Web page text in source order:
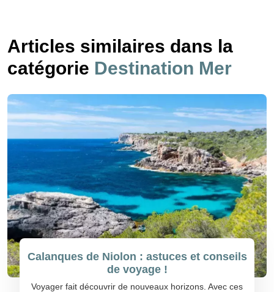
Articles similaires dans la
catégorie Destination Mer
Calanques de Niolon : astuces et conseils
de voyage !
Voyager fait découvrir de nouveaux horizons. Avec ces